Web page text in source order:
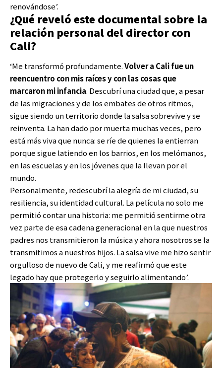
renovándose’.
¿Qué reveló este documental sobre la
relación personal del director con
Cali?
‘Me transformó profundamente.Volver a Cali fue un
reencuentro con mis raíces y con las cosas que
marcaron mi infancia. Descubrí una ciudad que, a pesar
de las migraciones y de los embates de otros ritmos,
sigue siendo un territorio donde la salsa sobrevive y se
reinventa. La han dado por muerta muchas veces, pero
está más viva que nunca: se ríe de quienes la entierran
porque sigue latiendo en los barrios, en los melómanos,
en las escuelas y en los jóvenes que la llevan por el
mundo.
Personalmente, redescubrí la alegría de mi ciudad, su
resiliencia, su identidad cultural. La película no solo me
permitió contar una historia: me permitió sentirme otra
vez parte de esa cadena generacional en la que nuestros
padres nos transmitieron la música y ahora nosotros se la
transmitimos a nuestros hijos. La salsa vive me hizo sentir
orgulloso de nuevo de Cali, y me reafirmó que este
legado hay que protegerlo y seguirlo alimentando’.